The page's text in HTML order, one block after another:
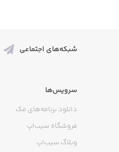
شبکه‌های اجتماعی
سرویس‌ها
دانلود برنامه‌های مک
فروشگاه سیب‌اپ
وبلاگ سیب‌اپ